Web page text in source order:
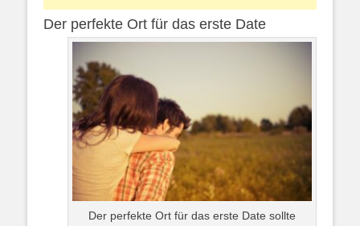
Der perfekte Ort für das erste Date
Der perfekte Ort für das erste Date sollte